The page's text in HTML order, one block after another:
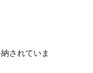
されていま